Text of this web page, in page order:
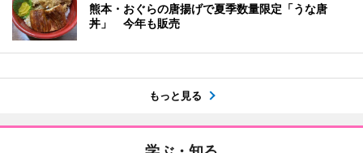
熊本・おぐらの唐揚げで夏季数量限定「うな唐
丼」 今年も販売
もっと見る